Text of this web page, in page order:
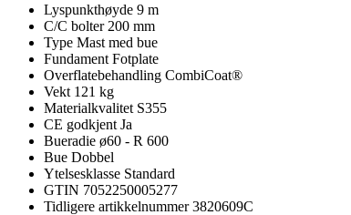
Lyspunkthøyde 9 m
C/C bolter 200 mm
Type Mast med bue
Fundament Fotplate
Overflatebehandling CombiCoat®
Vekt 121 kg
Materialkvalitet S355
CE godkjent Ja
Bueradie ø60 - R 600
Bue Dobbel
Ytelsesklasse Standard
GTIN 7052250005277
Tidligere artikkelnummer 3820609C